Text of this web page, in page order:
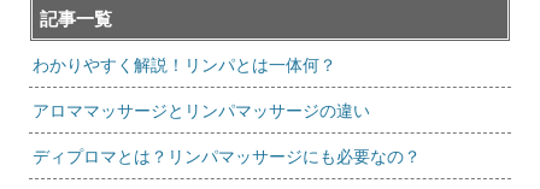
記事一覧
わかりやすく解説！リンパとは一体何？
アロママッサージとリンパマッサージの違い
ディプロマとは？リンパマッサージにも必要なの？